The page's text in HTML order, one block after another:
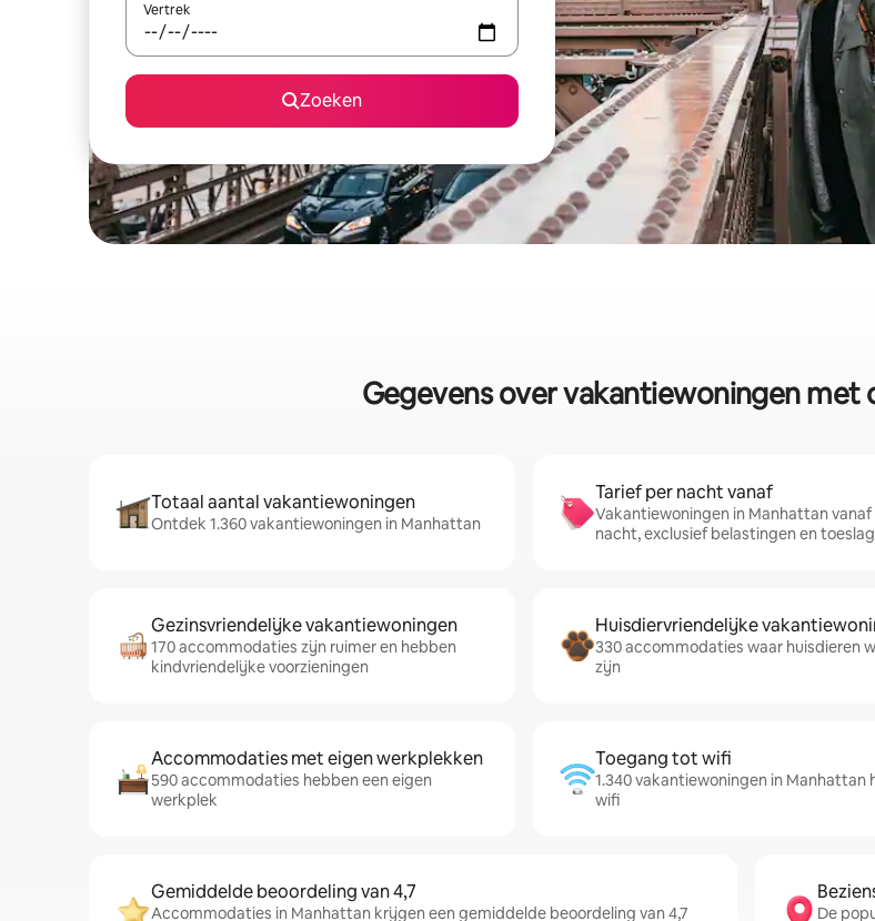
Vertrek
Zoeken
Gegevens over vakantiewoningen
Totaal aantal vakantiewoningen
Ontdek 1.360 vakantiewoningen in Manhattan
Tarief per nacht vanaf
Vakantiewoningen in Manhattan vanaf
nacht, exclusief belastingen en
Gezinsvriendelijke vakantiewoningen
170 accommodaties zijn ruimer en hebben
kindvriendelijke voorzieningen
Huisdiervriendelijke
330 accommodaties waar huisdieren
zijn
Accommodaties met eigen werkplekken
590 accommodaties hebben een eigen
werkplek
Toegang tot wifi
1.340 vakantiewoningen in Manhattan
wifi
Gemiddelde beoordeling van 4,7
Accommodaties in Manhattan krijgen een gemiddelde beoordeling van 4,7
De